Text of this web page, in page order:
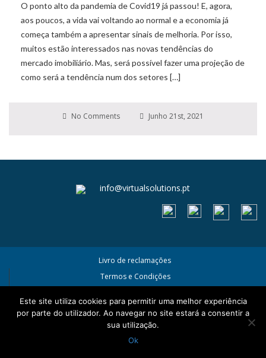
O ponto alto da pandemia de Covid19 já passou! E, agora,
aos poucos, a vida vai voltando ao normal e a economia já
começa também a apresentar sinais de melhoria. Por isso,
muitos estão interessados nas novas tendências do
mercado imobiliário. Mas, será possível fazer uma projeção de
como será a tendência num dos setores […]
No Comments Junho 21st, 2021
info@virtualsolutions.pt
Livro de reclamações
Termos e Condições
Este site utiliza cookies para permitir uma melhor experiência
por parte do utilizador. Ao navegar no site estará a consentir a
sua utilização.
Ok